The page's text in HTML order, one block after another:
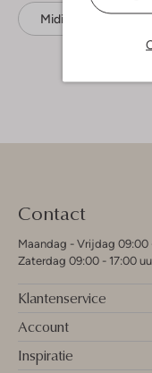
Midirokken
Contact
Maandag - Vrijdag 09:00
Zaterdag 09:00 - 17:00
Klantenservice
Account
Inspiratie